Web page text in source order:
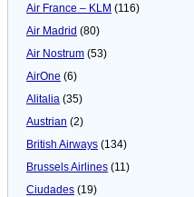
Air France – KLM (116)
Air Madrid (80)
Air Nostrum (53)
AirOne (6)
Alitalia (35)
Austrian (2)
British Airways (134)
Brussels Airlines (11)
Ciudades (19)